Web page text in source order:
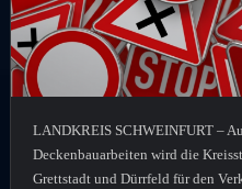
LANDKREIS SCHWEINFURT –
Deckenbauarbeiten wird die
Grettstadt und Dürrfeld für den